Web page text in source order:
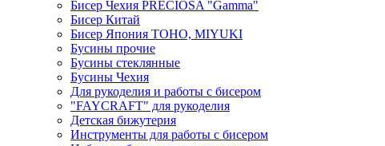
Бисер Чехия PRECIOSA "Gamma"
Бисер Китай
Бисер Япония TOHO, MIYUKI
Бусины прочие
Бусины стеклянные
Бусины Чехия
Для рукоделия и работы с бисером
"FAYCRAFT" для рукоделия
Детская бижутерия
Инструменты для работы с бисером